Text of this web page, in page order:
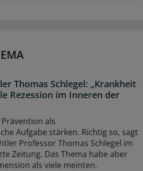
Thomas Schlegel: „Krankheit
Rezession im Inneren der
als
Aufgabe stärken. Richtig so, sagt
Professor Thomas Schlegel im
Zeitung. Das Thema habe aber
als viele meinten.